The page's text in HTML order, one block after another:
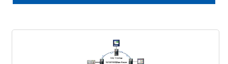
100BaseFX VỚI ĐẦU NỐI ST- NGUỒN KÉP 12/24/48 VDC